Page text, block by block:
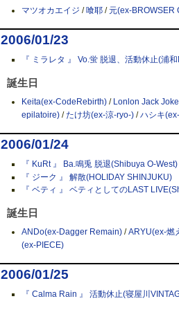
マツオカエイジ /喰耶 /元(ex-BROWSER
2006/01/23
『 ミラレタ 』 Vo.蛍 脱退、活動休止(浦
誕生日
Keita(ex-CodeRebirth) / Lonlon Jack
epilatoire) /たけ坊(ex-涼-ryo-) /ハシキ
2006/01/24
『 KuRt 』 Ba.鳴兎 脱退(Shibuya O-West)
『 ジーク 』 解散(HOLIDAY SHINJUKU)
『 ベティ 』 ベティとしてのLAST
誕生日
ANDo(ex-Dagger Remain) /ARYU(ex-燃
(ex-PIECE)
2006/01/25
『 Calma Rain 』 活動休止(寝屋川